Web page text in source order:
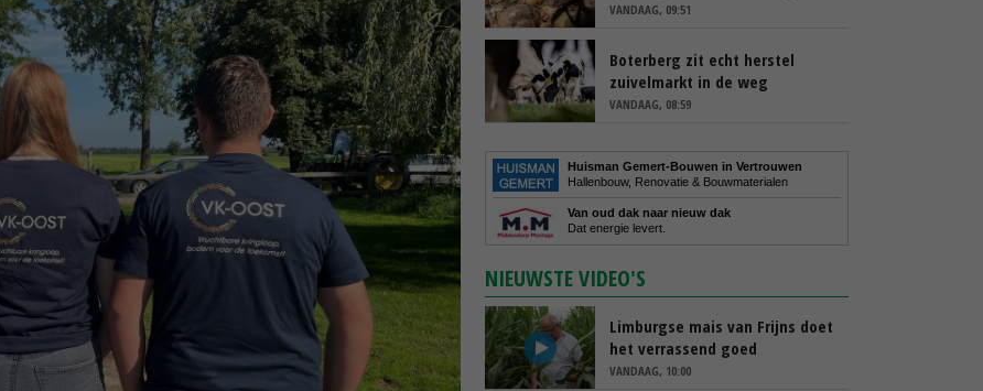
VANDAAG, 09:51
Boterberg zit echt herstel
zuivelmarkt in de weg
VANDAAG, 08:59
Huisman Gemert-Bouwen in Vertrouwen
Hallenbouw, Renovatie & Bouwmaterialen
Van oud dak naar nieuw dak
Dat energie levert.
NIEUWSTE VIDEO'S
Limburgse mais van Frijns doet
het verrassend goed
VANDAAG, 10:00